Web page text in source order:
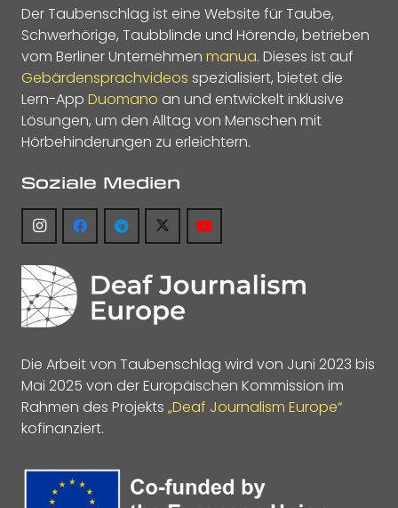
Der Taubenschlag ist eine Website für Taube,
Schwerhörige, Taubblinde und Hörende, betrieben
vom Berliner Unternehmen manua. Dieses ist auf
Gebärdensprachvideos spezialisiert, bietet die
Lern-App Duomano an und entwickelt inklusive
Lösungen, um den Alltag von Menschen mit
Hörbehinderungen zu erleichtern.
Soziale Medien
Die Arbeit von Taubenschlag wird von Juni 2023 bis
Mai 2025 von der Europäischen Kommission im
Rahmen des Projekts „Deaf Journalism Europe“
kofinanziert.